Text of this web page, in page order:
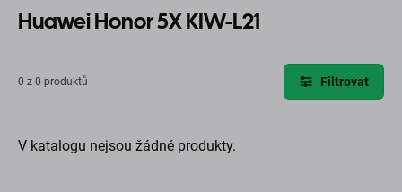
Huawei Honor 5X KIW-L21
0 z 0 produktů Filtrovat
V katalogu nejsou žádné produkty.